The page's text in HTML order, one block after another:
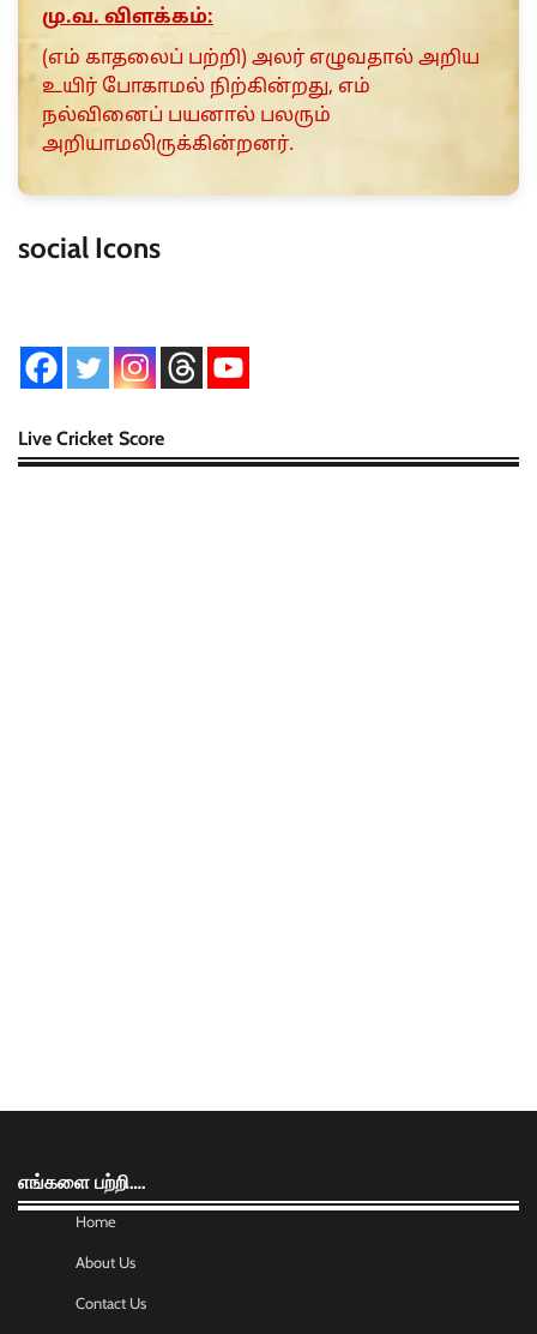
மு.வ. விளக்கம்:
(எம் காதலைப் பற்றி) அலர் எழுவதால் அறிய
உயிர் போகாமல் நிற்கின்றது, எம்
நல்வினைப் பயனால் பலரும்
அறியாமலிருக்கின்றனர்.
social Icons
Live Cricket Score
எங்களை பற்றி….
Home
About Us
Contact Us